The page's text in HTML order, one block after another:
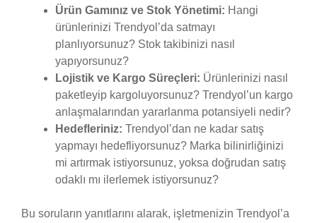
Ürün Gamınız ve Stok Yönetimi: Hangi
ürünlerinizi Trendyol’da satmayı
planlıyorsunuz? Stok takibinizi nasıl
yapıyorsunuz?
Lojistik ve Kargo Süreçleri: Ürünlerinizi nasıl
paketleyip kargoluyorsunuz? Trendyol’un kargo
anlaşmalarından yararlanma potansiyeli nedir?
Hedefleriniz: Trendyol’dan ne kadar satış
yapmayı hedefliyorsunuz? Marka bilinirliğinizi
mi artırmak istiyorsunuz, yoksa doğrudan satış
odaklı mı ilerlemek istiyorsunuz?
Bu soruların yanıtlarını alarak, işletmenizin Trendyol’a